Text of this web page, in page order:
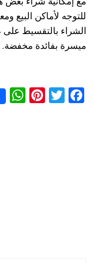
للتوجه لأماكن البيع
ميسرة بفائدة مخفضة.
Fa
T
Pi